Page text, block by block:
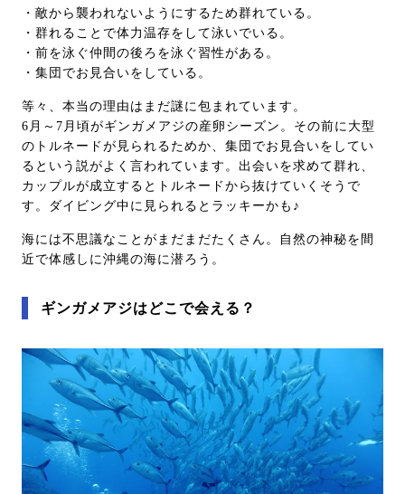
・敵から襲われないようにするため群れている。
・群れることで体力温存をして泳いでいる。
・前を泳ぐ仲間の後ろを泳ぐ習性がある。
・集団でお見合いをしている。
等々、本当の理由はまだ謎に包まれています。
6月～7月頃がギンガメアジの産卵シーズン。その前に大型
のトルネードが見られるためか、集団でお見合いをしてい
るという説がよく言われています。出会いを求めて群れ、
カップルが成立するとトルネードから抜けていくそうで
す。ダイビング中に見られるとラッキーかも♪
海には不思議なことがまだまだたくさん。自然の神秘を間
近で体感しに沖縄の海に潜ろう。
ギンガメアジはどこで会える？